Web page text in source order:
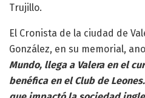
Trujillo.
El Cronista de la ciudad de
González, en su memorial,
Mundo, llega a Valera en el
benéfica en el Club de